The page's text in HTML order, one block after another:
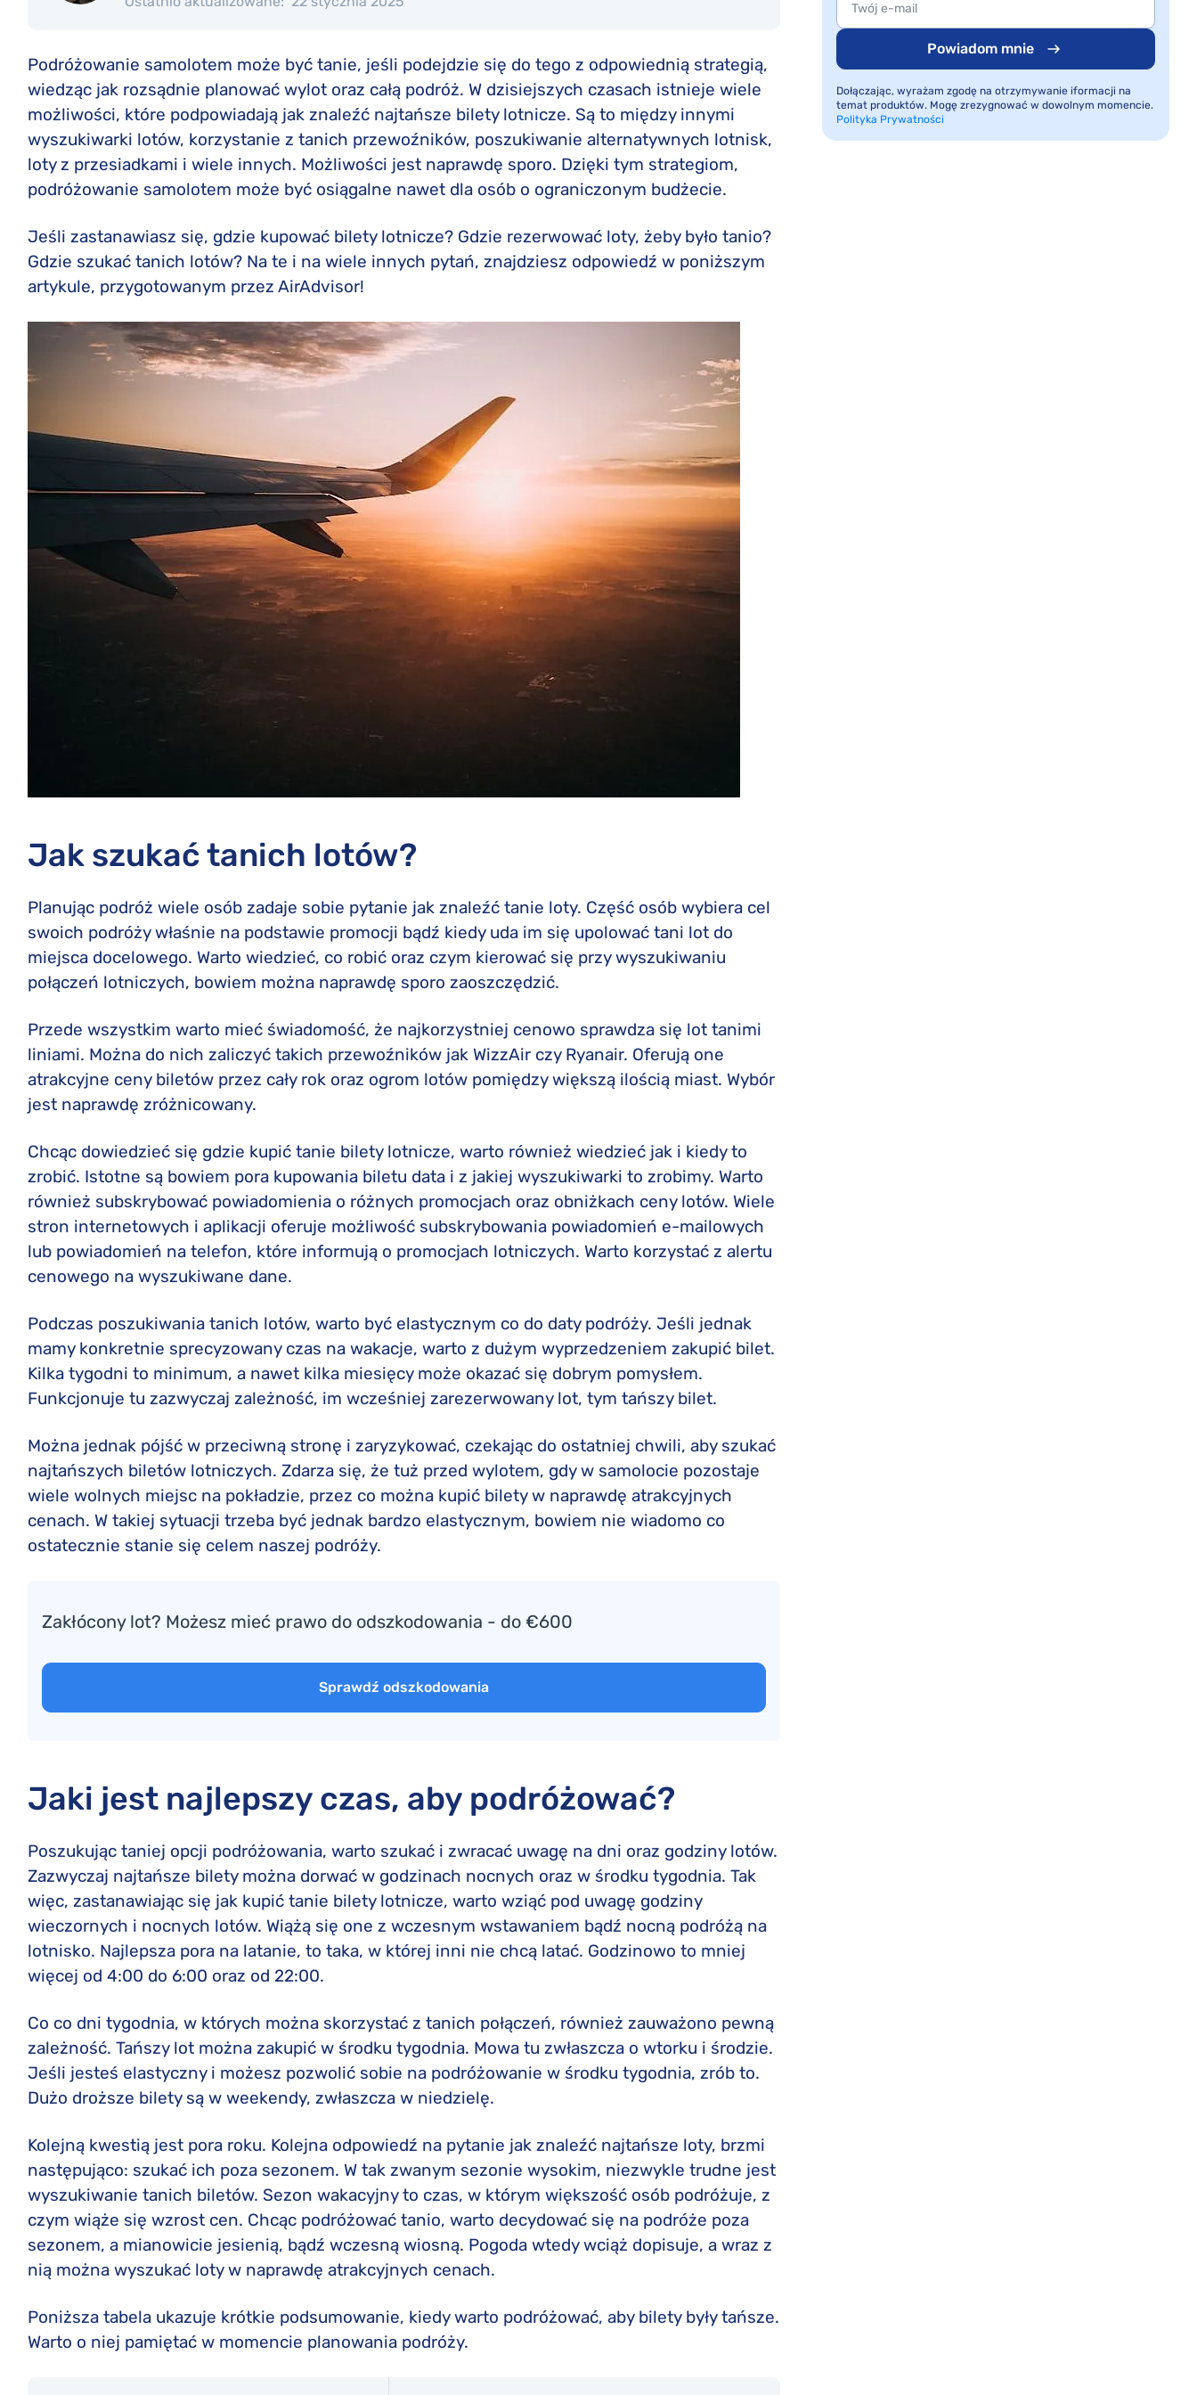
Podróżowanie samolotem może być tanie, jeśli podejdzie się do tego z odpowiednią strategią,
wiedząc jak rozsądnie planować wylot oraz całą podróż. W dzisiejszych czasach istnieje wiele
możliwości, które podpowiadają jak znaleźć najtańsze bilety lotnicze. Są to między innymi
wyszukiwarki lotów, korzystanie z tanich przewoźników, poszukiwanie alternatywnych lotnisk,
loty z przesiadkami i wiele innych. Możliwości jest naprawdę sporo. Dzięki tym strategiom,
podróżowanie samolotem może być osiągalne nawet dla osób o ograniczonym budżecie.
Jeśli zastanawiasz się, gdzie kupować bilety lotnicze? Gdzie rezerwować loty, żeby było tanio?
Gdzie szukać tanich lotów? Na te i na wiele innych pytań, znajdziesz odpowiedź w poniższym
artykule, przygotowanym przez AirAdvisor!
Jak szukać tanich lotów?
Planując podróż wiele osób zadaje sobie pytanie jak znaleźć tanie loty. Część osób wybiera cel
swoich podróży właśnie na podstawie promocji bądź kiedy uda im się upolować tani lot do
miejsca docelowego. Warto wiedzieć, co robić oraz czym kierować się przy wyszukiwaniu
połączeń lotniczych, bowiem można naprawdę sporo zaoszczędzić.
Przede wszystkim warto mieć świadomość, że najkorzystniej cenowo sprawdza się lot tanimi
liniami. Można do nich zaliczyć takich przewoźników jak WizzAir czy Ryanair. Oferują one
atrakcyjne ceny biletów przez cały rok oraz ogrom lotów pomiędzy większą ilością miast. Wybór
jest naprawdę zróżnicowany.
Chcąc dowiedzieć się gdzie kupić tanie bilety lotnicze, warto również wiedzieć jak i kiedy to
zrobić. Istotne są bowiem pora kupowania biletu data i z jakiej wyszukiwarki to zrobimy. Warto
również subskrybować powiadomienia o różnych promocjach oraz obniżkach ceny lotów. Wiele
stron internetowych i aplikacji oferuje możliwość subskrybowania powiadomień e-mailowych
lub powiadomień na telefon, które informują o promocjach lotniczych. Warto korzystać z alertu
cenowego na wyszukiwane dane.
Podczas poszukiwania tanich lotów, warto być elastycznym co do daty podróży. Jeśli jednak
mamy konkretnie sprecyzowany czas na wakacje, warto z dużym wyprzedzeniem zakupić bilet.
Kilka tygodni to minimum, a nawet kilka miesięcy może okazać się dobrym pomysłem.
Funkcjonuje tu zazwyczaj zależność, im wcześniej zarezerwowany lot, tym tańszy bilet.
Można jednak pójść w przeciwną stronę i zaryzykować, czekając do ostatniej chwili, aby szukać
najtańszych biletów lotniczych. Zdarza się, że tuż przed wylotem, gdy w samolocie pozostaje
wiele wolnych miejsc na pokładzie, przez co można kupić bilety w naprawdę atrakcyjnych
cenach. W takiej sytuacji trzeba być jednak bardzo elastycznym, bowiem nie wiadomo co
ostatecznie stanie się celem naszej podróży.
Zakłócony lot? Możesz mieć prawo do odszkodowania - do €600
Sprawdź odszkodowania
Jaki jest najlepszy czas, aby podróżować?
Poszukując taniej opcji podróżowania, warto szukać i zwracać uwagę na dni oraz godziny lotów.
Zazwyczaj najtańsze bilety można dorwać w godzinach nocnych oraz w środku tygodnia. Tak
więc, zastanawiając się jak kupić tanie bilety lotnicze, warto wziąć pod uwagę godziny
wieczornych i nocnych lotów. Wiążą się one z wczesnym wstawaniem bądź nocną podróżą na
lotnisko. Najlepsza pora na latanie, to taka, w której inni nie chcą latać. Godzinowo to mniej
więcej od 4:00 do 6:00 oraz od 22:00.
Co co dni tygodnia, w których można skorzystać z tanich połączeń, również zauważono pewną
zależność. Tańszy lot można zakupić w środku tygodnia. Mowa tu zwłaszcza o wtorku i środzie.
Jeśli jesteś elastyczny i możesz pozwolić sobie na podróżowanie w środku tygodnia, zrób to.
Dużo droższe bilety są w weekendy, zwłaszcza w niedzielę.
Kolejną kwestią jest pora roku. Kolejna odpowiedź na pytanie jak znaleźć najtańsze loty, brzmi
następująco: szukać ich poza sezonem. W tak zwanym sezonie wysokim, niezwykle trudne jest
wyszukiwanie tanich biletów. Sezon wakacyjny to czas, w którym większość osób podróżuje, z
czym wiąże się wzrost cen. Chcąc podróżować tanio, warto decydować się na podróże poza
sezonem, a mianowicie jesienią, bądź wczesną wiosną. Pogoda wtedy wciąż dopisuje, a wraz z
nią można wyszukać loty w naprawdę atrakcyjnych cenach.
Poniższa tabela ukazuje krótkie podsumowanie, kiedy warto podróżować, aby bilety były tańsze.
Warto o niej pamiętać w momencie planowania podróży.
Powiadom mnie
Dołączając, wyrażam zgodę na otrzymywanie iformacji na
temat produktów. Mogę zrezygnować w dowolnym momencie.
Polityka Prywatności